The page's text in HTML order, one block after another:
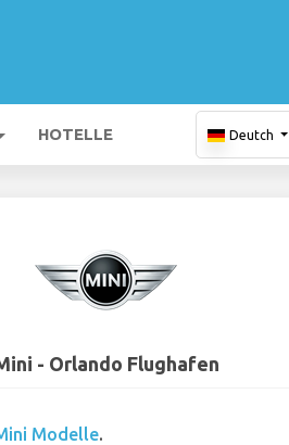
HOTELLE Deutch
- Orlando Flughafen
Modelle.